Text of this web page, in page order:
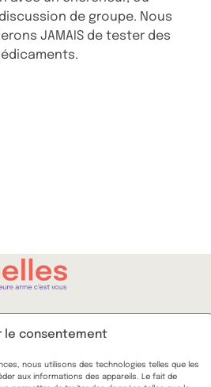
le consentement
nous utilisons des technologies telles que les
aux informations des appareils. Le fait de
de groupe. Nous
JAMAIS de tester des